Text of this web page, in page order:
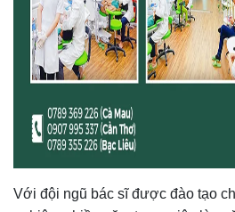
Với đội ngũ bác sĩ được đào tạo